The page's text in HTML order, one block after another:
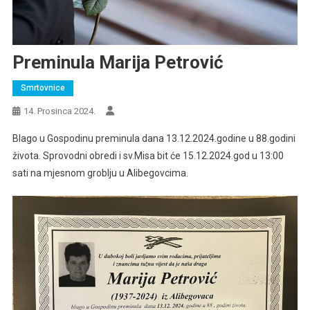
Preminula Marija Petrović
Smrtovnice
14. Prosinca 2024.
Blago u Gospodinu preminula dana 13.12.2024.godine u 88.godini
života. Sprovodni obredi i sv.Misa bit će 15.12.2024.god u 13:00
sati na mjesnom groblju u Alibegovcima.